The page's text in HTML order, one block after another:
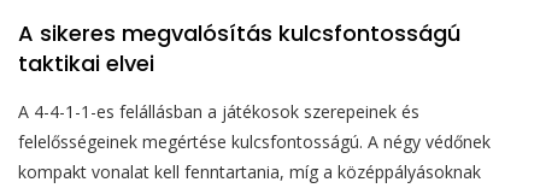
A sikeres megvalósítás kulcsfontosságú
taktikai elvei
A 4-4-1-1-es felállásban a játékosok szerepeinek és
felelősségeinek megértése kulcsfontosságú. A négy védőnek
kompakt vonalat kell fenntartania, míg a középpályásoknak